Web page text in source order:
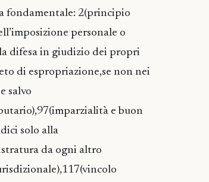
fondamentale: 2(principio
personale o
difesa in giudizio dei propri
di espropriazione,se non nei
salvo
e buon
solo alla
da ogni altro